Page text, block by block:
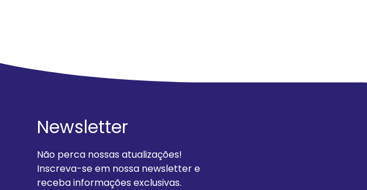
14-05-2018
Newsletter
Não perca nossas atualizações!
Inscreva-se em nossa newsletter e
receba informações exclusivas.